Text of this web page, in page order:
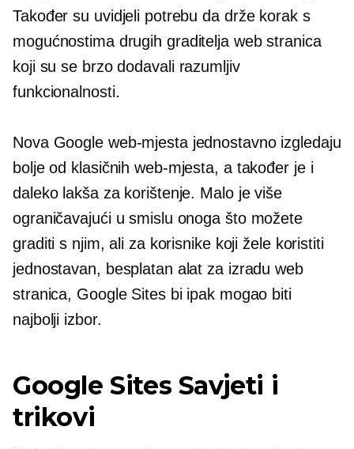
Također su uvidjeli potrebu da drže korak s
mogućnostima drugih graditelja web stranica
koji su se brzo dodavali razumljiv
funkcionalnosti.
Nova Google web-mjesta jednostavno izgledaju
bolje od klasičnih web-mjesta, a također je i
daleko lakša za korištenje. Malo je više
ograničavajući u smislu onoga što možete
graditi s njim, ali za korisnike koji žele koristiti
jednostavan, besplatan alat za izradu web
stranica, Google Sites bi ipak mogao biti
najbolji izbor.
Google Sites Savjeti i
trikovi